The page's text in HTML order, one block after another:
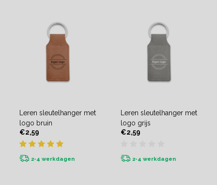
Leren sleutelhanger met
logo bruin
€2,59
2-4 werkdagen
Leren sleutelhanger met
logo grijs
€2,59
2-4 werkdagen